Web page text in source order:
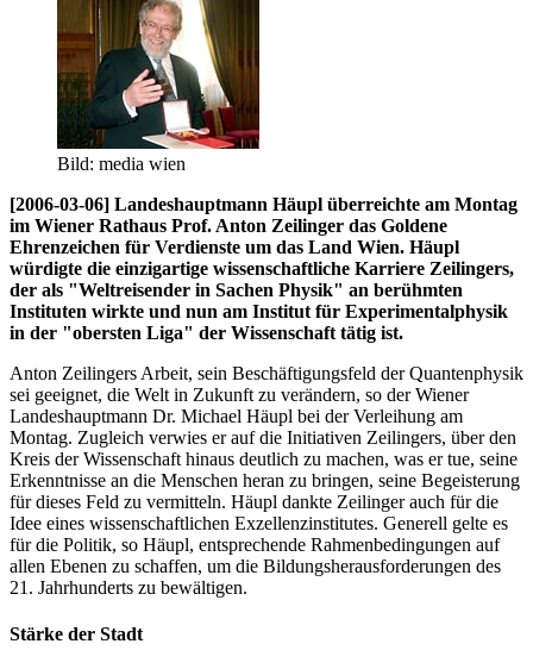
Bild: media wien
[2006-03-06] Landeshauptmann Häupl überreichte am Montag
im Wiener Rathaus Prof. Anton Zeilinger das Goldene
Ehrenzeichen für Verdienste um das Land Wien. Häupl
würdigte die einzigartige wissenschaftliche Karriere Zeilingers,
der als "Weltreisender in Sachen Physik" an berühmten
Instituten wirkte und nun am Institut für Experimentalphysik
in der "obersten Liga" der Wissenschaft tätig ist.
Anton Zeilingers Arbeit, sein Beschäftigungsfeld der Quantenphysik
sei geeignet, die Welt in Zukunft zu verändern, so der Wiener
Landeshauptmann Dr. Michael Häupl bei der Verleihung am
Montag. Zugleich verwies er auf die Initiativen Zeilingers, über den
Kreis der Wissenschaft hinaus deutlich zu machen, was er tue, seine
Erkenntnisse an die Menschen heran zu bringen, seine Begeisterung
für dieses Feld zu vermitteln. Häupl dankte Zeilinger auch für die
Idee eines wissenschaftlichen Exzellenzinstitutes. Generell gelte es
für die Politik, so Häupl, entsprechende Rahmenbedingungen auf
allen Ebenen zu schaffen, um die Bildungsherausforderungen des
21. Jahrhunderts zu bewältigen.
Stärke der Stadt